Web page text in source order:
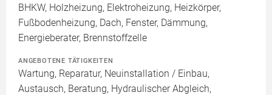
BHKW, Holzheizung, Elektroheizung, Heizkörper,
Fußbodenheizung, Dach, Fenster, Dämmung,
Energieberater, Brennstoffzelle
ANGEBOTENE TÄTIGKEITEN
Wartung, Reparatur, Neuinstallation / Einbau,
Austausch, Beratung, Hydraulischer Abgleich,